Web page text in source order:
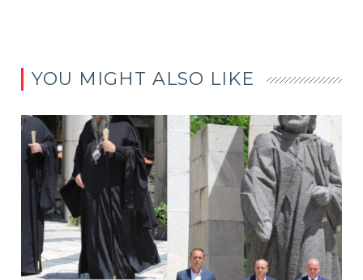
YOU MIGHT ALSO LIKE